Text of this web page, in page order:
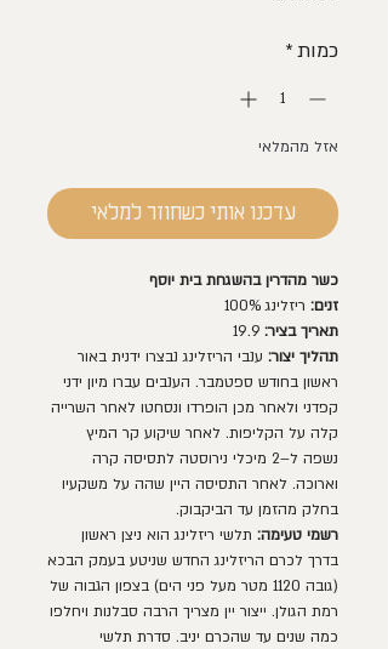
כמות*
אזל מהמלאי
עדכנו אותי כשחוזר למלאי
כשר מהדרין בהשגחת בית יוסף
זנים: ריזלינג 100%
תאריך בציר: 19.9
תהליך יצור: ענבי הריזלינג נבצרו ידנית באור
ראשון בחודש ספטמבר. הענבים עברו מיון ידני
קפדני ולאחר מכן הופרדו ונסחטו לאחר השרייה
קלה על הקליפות. לאחר שיקוע קר המיץ
נשפה ל–2 מיכלי נירוסטה לתסיסה קרה
וארוכה. לאחר התסיסה היין שהה על משקעיו
בחלק מהזמן עד הביקבוק.
רשמי טעימה: תלשי ריזלינג הוא ניצן ראשון
בדרך לכרם הריזלינג החדש שניטע בעמק הבכא
(גובה 1120 מטר מעל פני הים) בצפון הגבוה של
רמת הגולן. ייצור יין מצריך הרבה סבלנות ויחלפו
כמה שנים עד שהכרם יניב. סדרת תלשי